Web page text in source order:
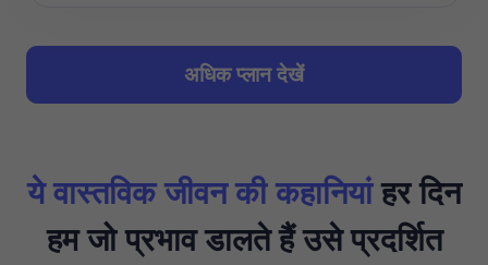
अधिक प्लान देखें
ये वास्तविक जीवन की कहानियांहर दिन
हम जो प्रभाव डालते हैं उसे प्रदर्शित